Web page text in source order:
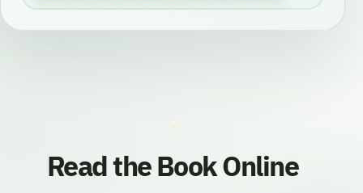
Read the Book Online